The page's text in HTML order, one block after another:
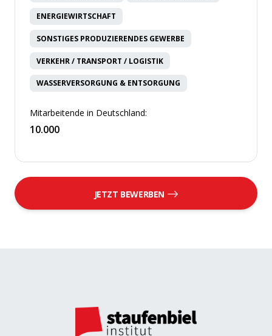
ENERGIEWIRTSCHAFT
SONSTIGES PRODUZIERENDES GEWERBE
VERKEHR / TRANSPORT / LOGISTIK
WASSERVERSORGUNG & ENTSORGUNG
Mitarbeitende in Deutschland:
10.000
JETZT BEWERBEN